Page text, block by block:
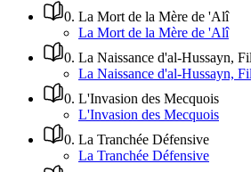
0. La Mort de la Mère de 'Alî
La Mort de la Mère de 'Alî
0. La Naissance d'al-Hussayn,
La Naissance d'al-Hussayn,
0. L'Invasion des Mecquois
L'Invasion des Mecquois
0. La Tranchée Défensive
La Tranchée Défensive